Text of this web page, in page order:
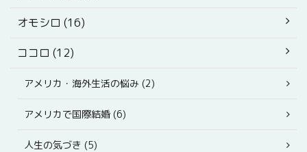
オモシロ (16)
ココロ (12)
アメリカ・海外生活の悩み (2)
アメリカで国際結婚 (6)
人生の気づき (5)